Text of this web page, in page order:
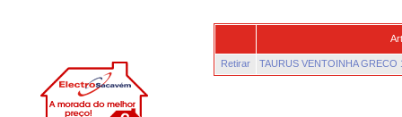
Retirar TAURUS VENTOINHA GRECO